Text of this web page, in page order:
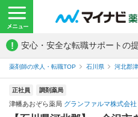
! 安心・安全な転職サポートの
薬剤師の求人・転職TOP 石川県 河北郡
正社員 調剤薬局
津幡あおぞら薬局 グランファルマ株式会社